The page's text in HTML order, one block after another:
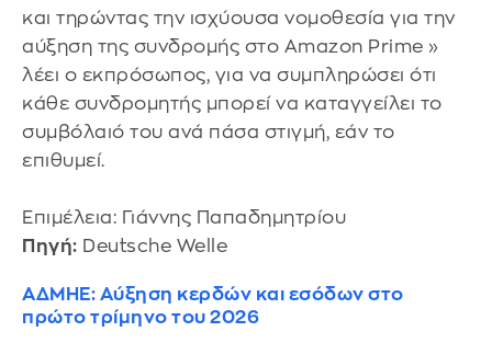
και τηρώντας την ισχύουσα νομοθεσία για την
αύξηση της συνδρομής στο Amazon Prime »
λέει ο εκπρόσωπος, για να συμπληρώσει ότι
κάθε συνδρομητής μπορεί να καταγγείλει το
συμβόλαιό του ανά πάσα στιγμή, εάν το
επιθυμεί.
Επιμέλεια: Γιάννης Παπαδημητρίου
Πηγή: Deutsche Welle
ΑΔΜΗΕ: Αύξηση κερδών και εσόδων στο
πρώτο τρίμηνο του 2026